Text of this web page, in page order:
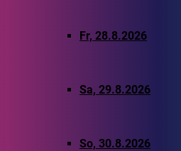
Fr, 28.8.2026
Sa, 29.8.2026
So, 30.8.2026